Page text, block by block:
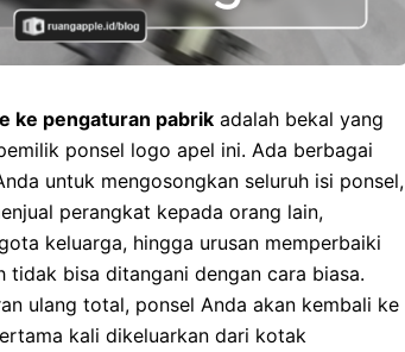
ke pengaturan pabrik adalah bekal yang
ponsel logo apel ini. Ada berbagai
untuk mengosongkan seluruh isi ponsel,
perangkat kepada orang lain,
keluarga, hingga urusan memperbaiki
tidak bisa ditangani dengan cara biasa.
ulang total, ponsel Anda akan kembali ke
kali dikeluarkan dari kotak